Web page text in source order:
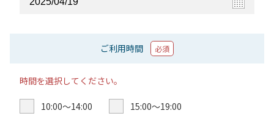
ご利用時間 必須
時間を選択してください。
10:00〜14:00 15:00〜19:00